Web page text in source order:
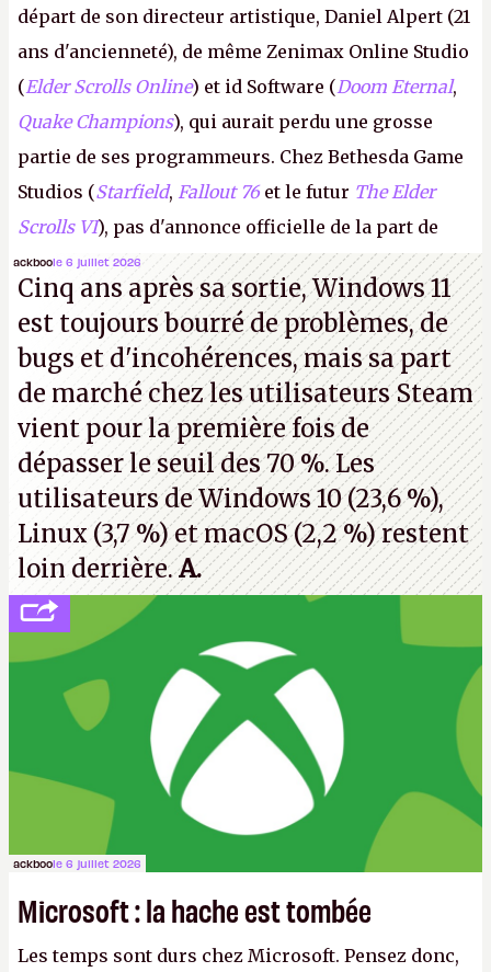
départ de son directeur artistique, Daniel Alpert (21
ans d'ancienneté), de même Zenimax Online Studio
(Elder Scrolls Online) et id Software (Doom Eternal,
Quake Champions), qui aurait perdu une grosse
partie de ses programmeurs. Chez Bethesda Game
Studios (Starfield, Fallout 76 et le futur The Elder
Scrolls VI), pas d'annonce officielle de la part de
Microsoft, mais le syndicat des employés confirme
de nombreux licenciements.A.
ackboole 6 juillet 2026
Cinq ans après sa sortie, Windows 11
est toujours bourré de problèmes, de
bugs et d'incohérences, mais sa part
de marché chez les utilisateurs Steam
vient pour la première fois de
dépasser le seuil des 70 %. Les
utilisateurs de Windows 10 (23,6 %),
Linux (3,7 %) et macOS (2,2 %) restent
loin derrière.A.
ackboole 6 juillet 2026
Microsoft : la hache est tombée
Les temps sont durs chez Microsoft. Pensez donc,